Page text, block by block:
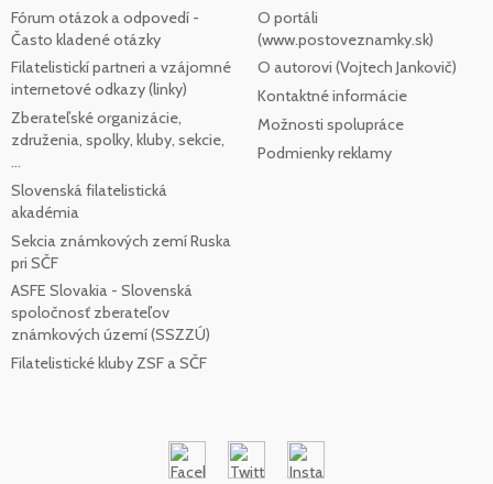
Fórum otázok a odpovedí -
Často kladené otázky
Filatelistickí partneri a vzájomné
internetové odkazy (linky)
Zberateľské organizácie,
združenia, spolky, kluby, sekcie,
...
Slovenská filatelistická
akadémia
Sekcia známkových zemí Ruska
pri SČF
ASFE Slovakia - Slovenská
spoločnosť zberateľov
známkových území (SSZZÚ)
Filatelistické kluby ZSF a SČF
O portáli
(www.postoveznamky.sk)
O autorovi (Vojtech Jankovič)
Kontaktné informácie
Možnosti spolupráce
Podmienky reklamy